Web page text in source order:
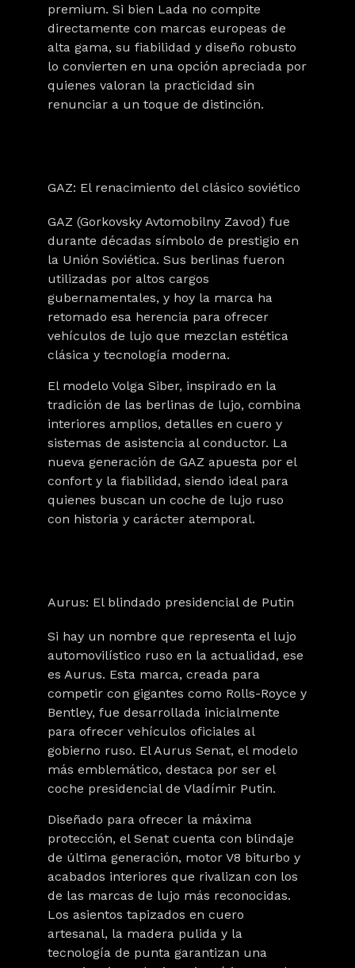
premium. Si bien Lada no compite
directamente con marcas europeas de
alta gama, su fiabilidad y diseño robusto
lo convierten en una opción apreciada por
quienes valoran la practicidad sin
renunciar a un toque de distinción.
GAZ: El renacimiento del clásico soviético
GAZ (Gorkovsky Avtomobilny Zavod) fue
durante décadas símbolo de prestigio en
la Unión Soviética. Sus berlinas fueron
utilizadas por altos cargos
gubernamentales, y hoy la marca ha
retomado esa herencia para ofrecer
vehículos de lujo que mezclan estética
clásica y tecnología moderna.
El modelo Volga Siber, inspirado en la
tradición de las berlinas de lujo, combina
interiores amplios, detalles en cuero y
sistemas de asistencia al conductor. La
nueva generación de GAZ apuesta por el
confort y la fiabilidad, siendo ideal para
quienes buscan un coche de lujo ruso
con historia y carácter atemporal.
Aurus: El blindado presidencial de Putin
Si hay un nombre que representa el lujo
automovilístico ruso en la actualidad, ese
es Aurus. Esta marca, creada para
competir con gigantes como Rolls-Royce y
Bentley, fue desarrollada inicialmente
para ofrecer vehículos oficiales al
gobierno ruso. El Aurus Senat, el modelo
más emblemático, destaca por ser el
coche presidencial de Vladímir Putin.
Diseñado para ofrecer la máxima
protección, el Senat cuenta con blindaje
de última generación, motor V8 biturbo y
acabados interiores que rivalizan con los
de las marcas de lujo más reconocidas.
Los asientos tapizados en cuero
artesanal, la madera pulida y la
tecnología de punta garantizan una